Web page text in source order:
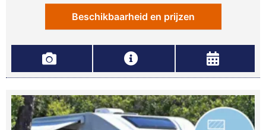
Beschikbaarheid en prijzen